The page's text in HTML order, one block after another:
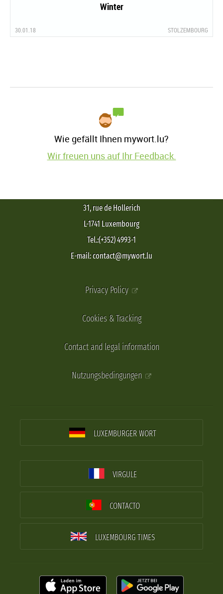
Winter
30.01.18 STOLZEMBOURG
Wie gefällt Ihnen mywort.lu?
Wir freuen uns auf Ihr Feedback.
31, rue de Hollerich
L-1741 Luxembourg
Tel.:(+352) 4993-1
E-mail: contact@mywort.lu
Privacy Policy
Cookies & Tracking
Contact and legal information
Nutzungsbedingungen
LUXEMBURGER WORT
VIRGULE
CONTACTO
LUXEMBOURG TIMES